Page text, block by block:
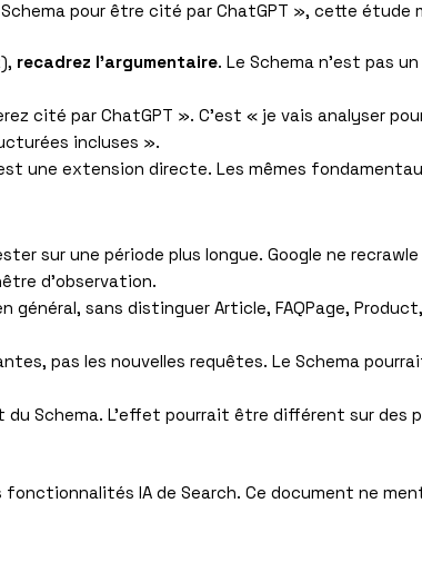
pour être cité par ChatGPT », cette étude
recadrez l’argumentaire. Le Schema n’est pas
cité par ChatGPT ». C’est « je vais analyser
incluses ».
une extension directe. Les mêmes
sur une période plus longue. Google ne
d’observation.
général, sans distinguer Article, FAQPage,
pas les nouvelles requêtes. Le Schema
Schema. L’effet pourrait être différent sur des
IA de Search. Ce document ne